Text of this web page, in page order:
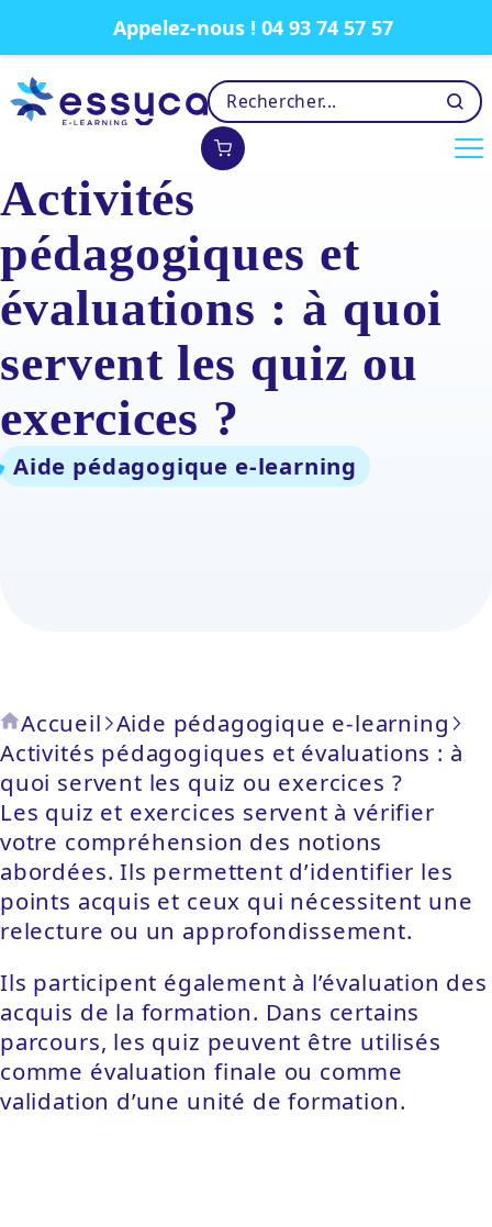
Appelez-nous ! 04 93 74 57 57
Activités
pédagogiques et
évaluations : à quoi
servent les quiz ou
exercices ?
Aide pédagogique e-learning
Accueil Aide pédagogique e-learning
Activités pédagogiques et évaluations : à
quoi servent les quiz ou exercices ?
Les quiz et exercices servent à vérifier
votre compréhension des notions
abordées. Ils permettent d’identifier les
points acquis et ceux qui nécessitent une
relecture ou un approfondissement.
Ils participent également à l’évaluation des
acquis de la formation. Dans certains
parcours, les quiz peuvent être utilisés
comme évaluation finale ou comme
validation d’une unité de formation.